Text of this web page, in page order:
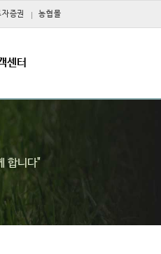
증권 농협몰
센터
합니다"